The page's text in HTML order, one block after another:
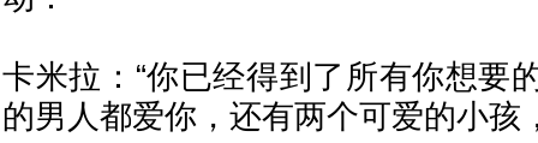
卡米拉：“你已经得到了所有你想要
的男人都爱你，还有两个可爱的小孩